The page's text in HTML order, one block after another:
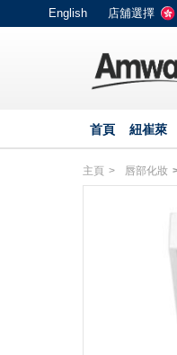
text.skipToContent
text.skipToNavigation
English 店舖選擇
首頁 紐崔萊
主頁 唇部化妝